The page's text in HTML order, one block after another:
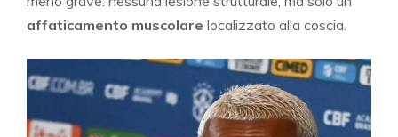
affaticamento muscolare localizzato alla coscia.